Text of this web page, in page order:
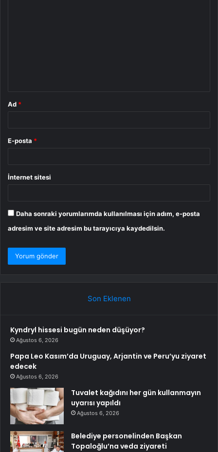
Ad *
E-posta *
İnternet sitesi
Daha sonraki yorumlarımda kullanılması için adım, e-posta
adresim ve site adresim bu tarayıcıya kaydedilsin.
Son Eklenen
Kyndryl hissesi bugün neden düşüyor?
Ağustos 6, 2026
Papa Leo Kasım’da Uruguay, Arjantin ve Peru’yu ziyaret
edecek
Ağustos 6, 2026
Tuvalet kağıdını her gün kullanmayın
uyarısı yapıldı
Ağustos 6, 2026
Belediye personelinden Başkan
Topaloğlu’na veda ziyareti